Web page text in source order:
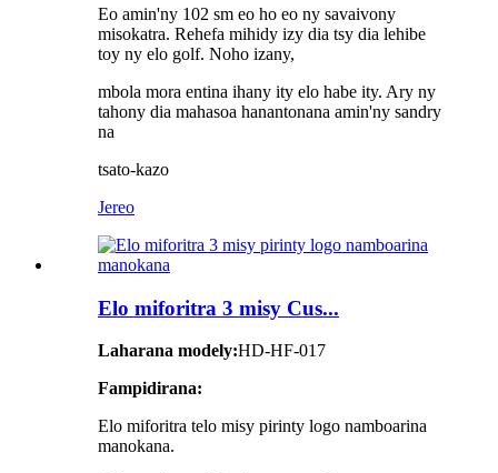
Eo amin'ny 102 sm eo ho eo ny savaivony
misokatra. Rehefa mihidy izy dia tsy dia lehibe
toy ny elo golf. Noho izany,
mbola mora entina ihany ity elo habe ity. Ary ny
tahony dia mahasoa hanantonana amin'ny sandry
na
tsato-kazo
Jereo
Elo miforitra 3 misy Cus...
Laharana modely:HD-HF-017
Fampidirana:
Elo miforitra telo misy pirinty logo namboarina
manokana.